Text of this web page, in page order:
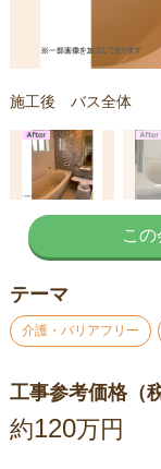
施工後 バス全体
こ
テーマ
介護・バリアフリー
工事参考価格（
約120万円